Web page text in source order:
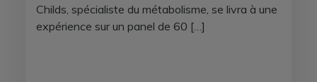
Childs, spécialiste du métabolisme, se livra à une
expérience sur un panel de 60 […]